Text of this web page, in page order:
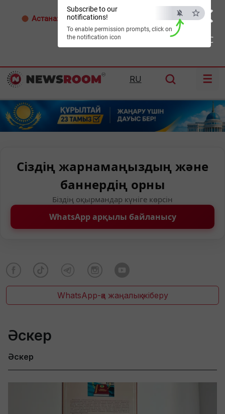
×
ESC
Subscribe to our
notifications!
To enable permission prompts, click on
the notification icon
Астана: 26°C Алматы: Шымкент:38°C
RU ☰
Сіздің жарнамаңыздың және
баннердің орны
Біздің оқырмандар күніге көрсін
WhatsApp арқылы байланысу
WhatsApp-қа жаңалық жіберу
Әскер
Әскер